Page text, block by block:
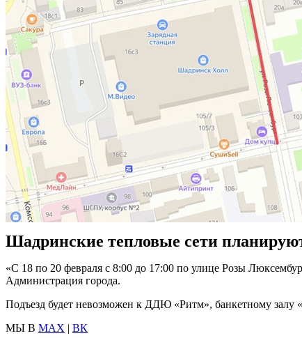
Шадринские тепловые сети
«С 18 по 20 февраля с 8:00 до 17:00 по улице Розы
Администрация города.
Подъезд будет невозможен к ДДЮ «Ритм», банкетному залу
МЫ В MAX | ВК